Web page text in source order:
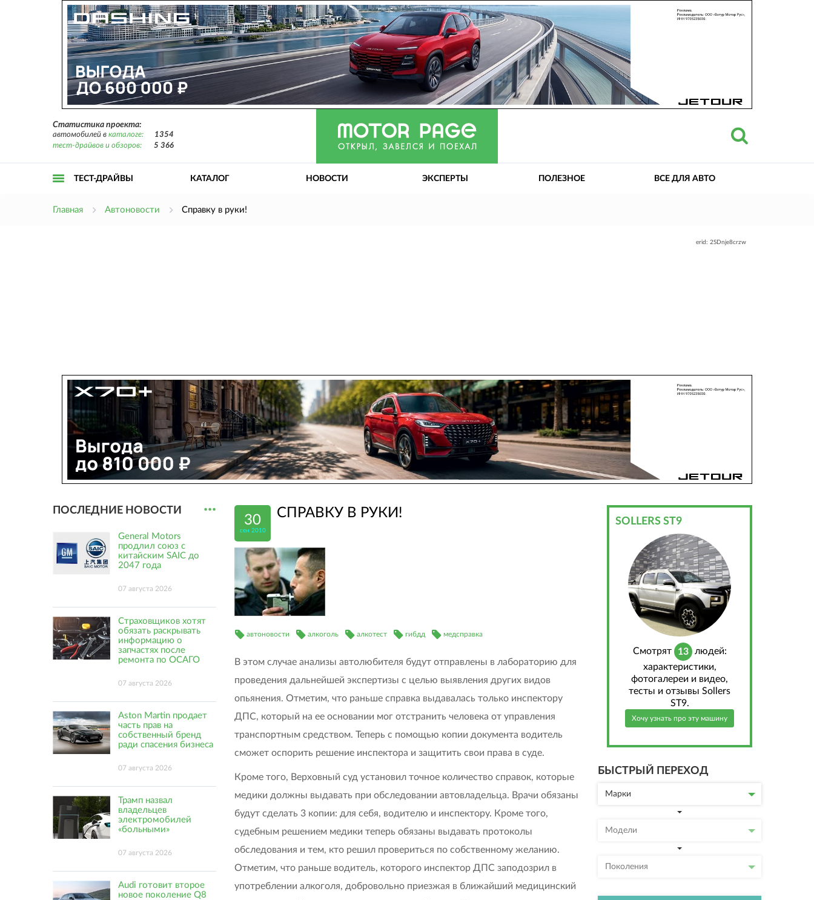
Статистика проекта:
автомобилей в каталоге:
1354
тест-драйвов и обзоров:
5 366
ТЕСТ-ДРАЙВЫ КАТАЛОГ НОВОСТИ ЭКСПЕРТЫ ПОЛЕЗНОЕ ВСЕ ДЛЯ АВТО
Главная Автоновости Справку в руки!
erid: 2SDnje8crzw
30
сен 2010
СПРАВКУ В РУКИ!
автоновости алкоголь алкотест гибдд медсправка
В этом случае анализы автолюбителя будут отправлены в лабораторию для
проведения дальнейшей экспертизы с целью выявления других видов
опьянения. Отметим, что раньше справка выдавалась только инспектору
ДПС, который на ее основании мог отстранить человека от управления
транспортным средством. Теперь с помощью копии документа водитель
сможет оспорить решение инспектора и защитить свои права в суде.
Кроме того, Верховный суд установил точное количество справок, которые
медики должны выдавать при обследовании автовладельца. Врачи обязаны
будут сделать 3 копии: для себя, водителю и инспектору. Кроме того,
судебным решением медики теперь обязаны выдавать протоколы
обследования и тем, кто решил провериться по собственному желанию.
Отметим, что раньше водитель, которого инспектор ДПС заподозрил в
употреблении алкоголя, добровольно приезжая в ближайший медицинский
ПОСЛЕДНИЕ НОВОСТИ ...
General Motors
продлил союз с
китайским SAIC до
2047 года
07 августа 2026
Страховщиков хотят
обязать раскрывать
информацию о
запчастях после
ремонта по ОСАГО
07 августа 2026
Aston Martin продает
часть прав на
собственный бренд
ради спасения бизнеса
07 августа 2026
Трамп назвал
владельцев
электромобилей
«больными»
07 августа 2026
Audi готовит второе
новое поколение Q8
SOLLERS ST9
Cмотрят 13 людей:
характеристики,
фотогалереи и видео,
тесты и отзывы Sollers
ST9.
Хочу узнать про эту машину
БЫСТРЫЙ ПЕРЕХОД
Марки
Модели
Поколения